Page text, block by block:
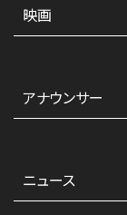
映画
アナウンサー
ニュース